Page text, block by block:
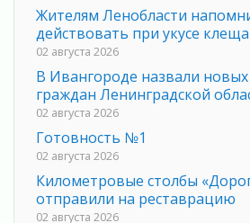
Жителям Ленобласти
действовать при укусе клеща
02 августа 2026
В Ивангороде назвали
граждан Ленинградской
02 августа 2026
Готовность №1
02 августа 2026
Километровые столбы
отправили на реставрацию
02 августа 2026